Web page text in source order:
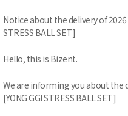
Notice about the delivery of 2026
STRESS BALL SET]
Hello, this is Bizent.
We are informing you about the
[YONG GGI STRESS BALL SET]